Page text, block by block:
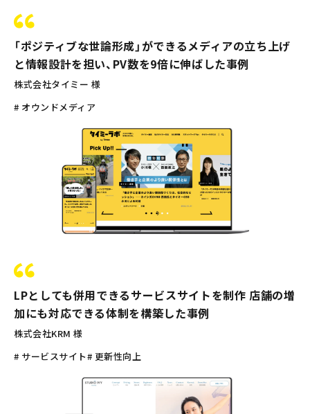
「ポジティブな世論形成」ができるメディアの立ち上げ
と情報設計を担い、PV数を9倍に伸ばした事例
株式会社タイミー 様
# オウンドメディア
LPとしても併用できるサービスサイトを制作 店舗の増
加にも対応できる体制を構築した事例
株式会社KRM 様
# サービスサイト# 更新性向上